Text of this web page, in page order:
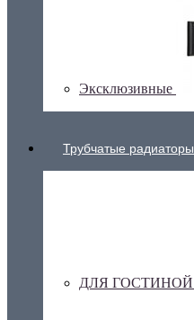
Эксклюзивные
Трубчатые радиаторы
ДЛЯ ГОСТИНОЙ